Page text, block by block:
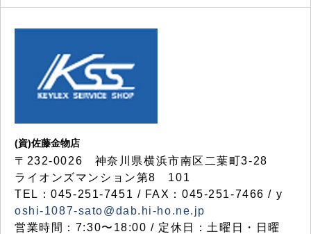
(資)佐藤金物店
〒232-0026 神奈川県横浜市南区二葉町3-28
ライオンズマンション第8 101
TEL：045-251-7451 / FAX：045-251-7466 / y
oshi-1087-sato@dab.hi-ho.ne.jp
営業時間：7:30〜18:00 / 定休日：土曜日・日曜